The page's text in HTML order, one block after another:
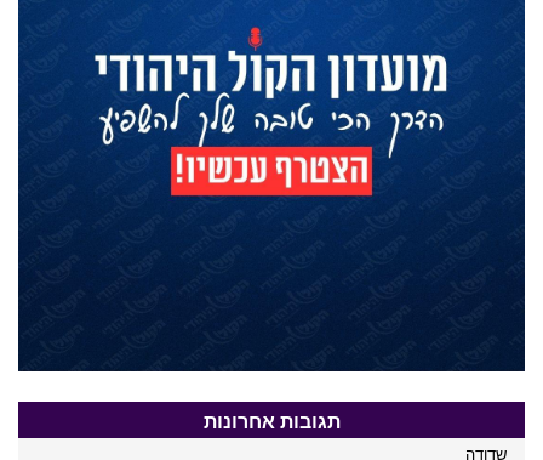
תגובות אחרונות
שדודה